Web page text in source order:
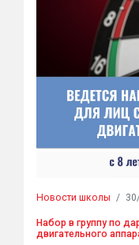
Новости школы /
Набор в группу по
двигательного